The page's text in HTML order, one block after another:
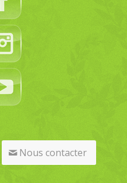
Nous contacter